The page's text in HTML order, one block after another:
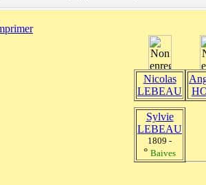
Nicolas
LEBEAU
Sylvie
LEBEAU
1809 -
° Baives